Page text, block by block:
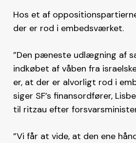
Hos et af
der er rod i embedsværket.
”Den pæneste udlægning af
indkøbet af våben fra
er, at der er alvorligt rod i
siger SF’s finansordfører,
til ritzau efter
”Vi får at vide, at den ene